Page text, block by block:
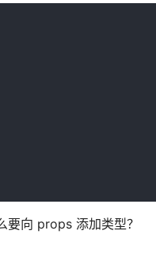
向 props 添加类型？